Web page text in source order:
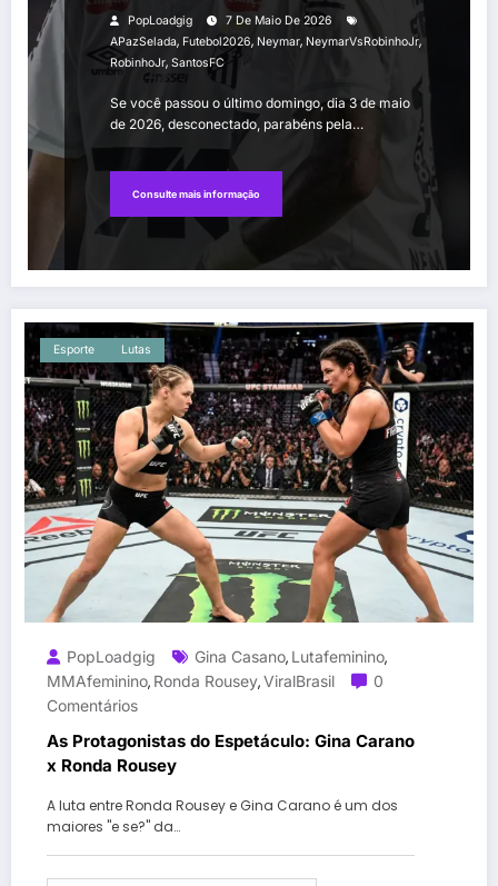
sobre o caso
PopLoadgig
7 De Maio De 2026
APazSelada, Futebol2026, Neymar, NeymarVsRobinhoJr,
RobinhoJr, SantosFC
Se você passou o último domingo, dia 3 de maio
de 2026, desconectado, parabéns pela…
Consulte mais informação
Esporte Lutas
PopLoadgig Gina Casano, Lutafeminino,
MMAfeminino, Ronda Rousey,ViralBrasil
0
Comentários
As Protagonistas do Espetáculo: Gina Carano
x Ronda Rousey
A luta entre Ronda Rousey e Gina Carano é um dos
maiores "e se?" da…